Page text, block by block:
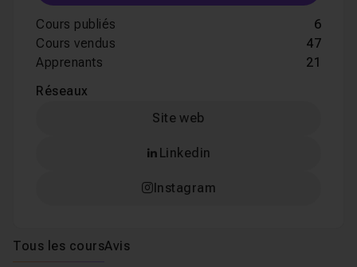
Cours publiés
6
Cours vendus
47
Apprenants
21
Réseaux
Site web
Linkedin
Instagram
Tous les coursAvis